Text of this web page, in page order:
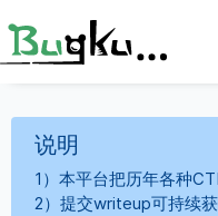
说明
1）本平台把历年各种
2）提交writeup可持续